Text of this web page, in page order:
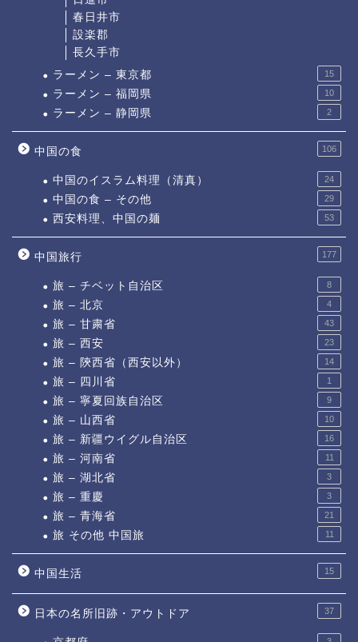
春日井市
設楽郡
長久手市
ラーメン – 東京都
15
ラーメン – 福岡県 10
ラーメン – 静岡県 2
中国の食 106
中国のイスラム料理（清真） 24
中国の食 – その他 29
西安料理、中国の麺 53
中国旅行 177
旅 – チベット自治区 8
旅 – 北京 4
旅 – 甘粛省 43
旅 – 西安 23
旅 – 陝西省（西安以外） 14
旅 – 四川省 1
旅 – 寧夏回族自治区 9
旅 – 山西省 10
旅 – 新疆ウイグル自治区 16
旅 – 河南省 11
旅 – 湖北省 3
旅 – 重慶 3
旅 – 青海省 21
旅 その他 中国旅 11
中国生活 15
日本の名所旧跡・アウトドア 37